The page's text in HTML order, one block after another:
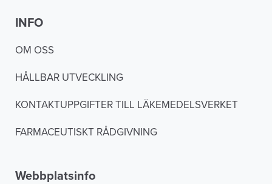
INFO
OM OSS
HÅLLBAR UTVECKLING
KONTAKTUPPGIFTER TILL LÄKEMEDELSVERKET
FARMACEUTISKT RÅDGIVNING
Webbplatsinfo